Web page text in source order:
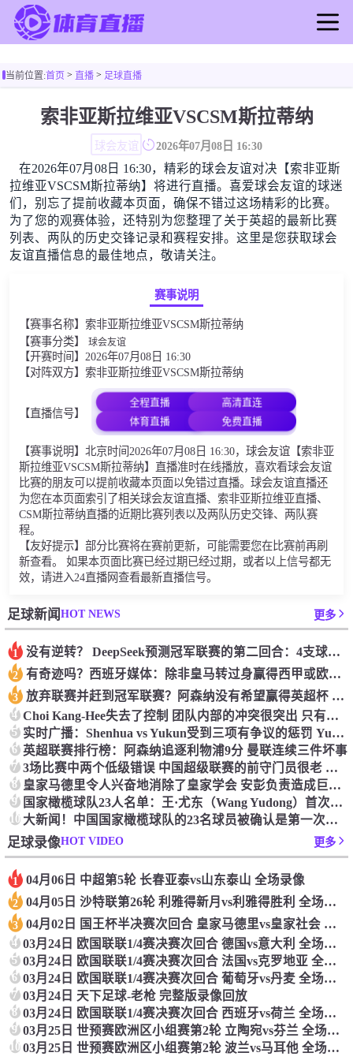
足球直播
篮球直播
足球录像
足球新闻
篮球新闻
当前位置:首页> 直播> 足球直播
索非亚斯拉维亚VSCSM斯拉蒂纳
球会友谊 2026年07月08日 16:30
在2026年07月08日 16:30，精彩的球会友谊对决【索非亚斯
拉维亚VSCSM斯拉蒂纳】将进行直播。喜爱球会友谊的球迷
们，别忘了提前收藏本页面，确保不错过这场精彩的比赛。
为了您的观赛体验，还特别为您整理了关于英超的最新比赛
列表、两队的历史交锋记录和赛程安排。这里是您获取球会
友谊直播信息的最佳地点，敬请关注。
赛事说明
【赛事名称】索非亚斯拉维亚VSCSM斯拉蒂纳
【赛事分类】 球会友谊
【开赛时间】2026年07月08日 16:30
【对阵双方】索非亚斯拉维亚VSCSM斯拉蒂纳
【直播信号】
全程直播
高清直连
体育直播
免费直播
【赛事说明】北京时间2026年07月08日 16:30，球会友谊【索非亚
斯拉维亚VSCSM斯拉蒂纳】直播准时在线播放，喜欢看球会友谊
比赛的朋友可以提前收藏本页面以免错过直播。球会友谊直播还
为您在本页面索引了相关球会友谊直播、索非亚斯拉维亚直播、
CSM斯拉蒂纳直播的近期比赛列表以及两队历史交锋、两队赛
程。
【友好提示】部分比赛将在赛前更新，可能需要您在比赛前再刷
新查看。 如果本页面比赛已经过期已经过期，或者以上信号都无
效，请进入24直播网查看最新直播信号。
足球新闻HOT NEWS 更多
1 没有逆转？ DeepSeek预测冠军联赛的第二回合：4支球队在第一回合中获胜 枪手输了
2 有奇迹吗？西班牙媒体：除非皇马转过身赢得西甲或欧洲冠军
3 放弃联赛并赶到冠军联赛？阿森纳没有希望赢得英超杯 赢得欧洲冠军的可能性
4 Choi Kang-Hee失去了控制 团队内部的冲突很突出 只有一个人可以从水火中拯救崔孔
5 实时广播：Shenhua vs Yukun受到三项有争议的惩罚 Yukun将向中国足球联合会提出投诉
6 英超联赛排行榜：阿森纳追逐利物浦9分 曼联连续三件坏事
7 3场比赛中两个低级错误 中国超级联赛的前守门员很老 是时候让位了 最好的继任者出现
8 皇家马德里令人兴奋地消除了皇家学会 安彭负责造成巨大的灾难！
9 国家橄榄球队23人名单：王·尤东（Wang Yudong）首次被选为第11名 塞吉尼奥（Serginho）在名单上
10 大新闻！中国国家橄榄球队的23名球员被确认是第一次进入阵容
足球录像HOT VIDEO 更多
1 04月06日 中超第5轮 长春亚泰vs山东泰山 全场录像
2 04月05日 沙特联第26轮 利雅得新月vs利雅得胜利 全场录像
3 04月02日 国王杯半决赛次回合 皇家马德里vs皇家社会 全场录像
4 03月24日 欧国联联1/4赛决赛次回合 德国vs意大利 全场录像回放
5 03月24日 欧国联联1/4赛决赛次回合 法国vs克罗地亚 全场录像回放
6 03月24日 欧国联联1/4赛决赛次回合 葡萄牙vs丹麦 全场录像回放
7 03月24日 天下足球-老枪 完整版录像回放
8 03月24日 欧国联联1/4赛决赛次回合 西班牙vs荷兰 全场录像回放
9 03月25日 世预赛欧洲区小组赛第2轮 立陶宛vs芬兰 全场录像回放
10 03月25日 世预赛欧洲区小组赛第2轮 波兰vs马耳他 全场录像回放